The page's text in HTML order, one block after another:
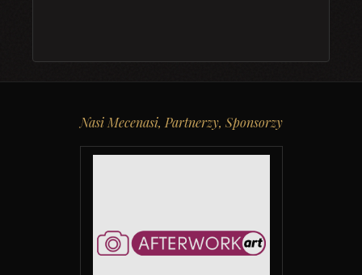
Nasi Mecenasi, Partnerzy, Sponsorzy